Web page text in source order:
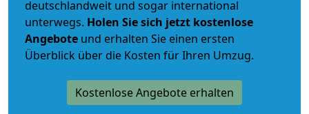
deutschlandweit und sogar international
unterwegs. Holen Sie sich jetzt kostenlose
Angebote und erhalten Sie einen ersten
Überblick über die Kosten für Ihren Umzug.
Kostenlose Angebote erhalten